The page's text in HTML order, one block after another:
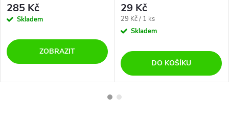
285 Kč
Skladem
ZOBRAZIT
29 Kč
Měrná
cena:
29 Kč / 1 ks
Skladem
DO KOŠÍKU